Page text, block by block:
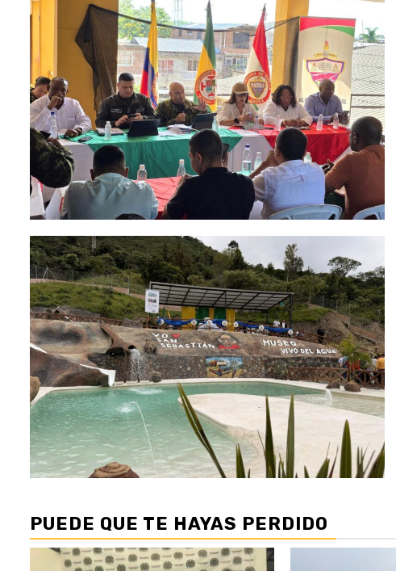
PUEDE QUE TE HAYAS PERDIDO